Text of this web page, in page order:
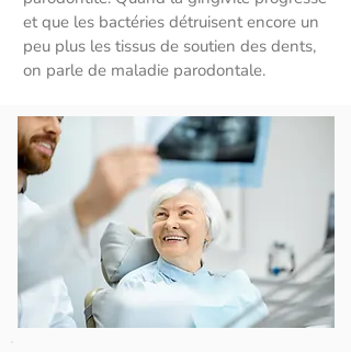
et que les bactéries détruisent encore un
peu plus les tissus de soutien des dents,
on parle de maladie parodontale.